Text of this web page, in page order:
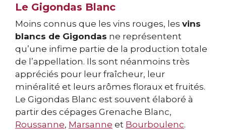
Le Gigondas Blanc
Moins connus que les vins rouges, les vins
blancs de Gigondas ne représentent
qu’une infime partie de la production totale
de l’appellation. Ils sont néanmoins très
appréciés pour leur fraîcheur, leur
minéralité et leurs arômes floraux et fruités.
Le Gigondas Blanc est souvent élaboré à
partir des cépages Grenache Blanc,
Roussanne, Marsanne et Bourboulenc.